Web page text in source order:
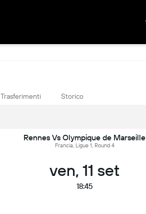
Trasferimenti Storico
Rennes Vs Olympique de Marseille
Francia, Ligue 1, Round 4
ven, 11 set
18:45